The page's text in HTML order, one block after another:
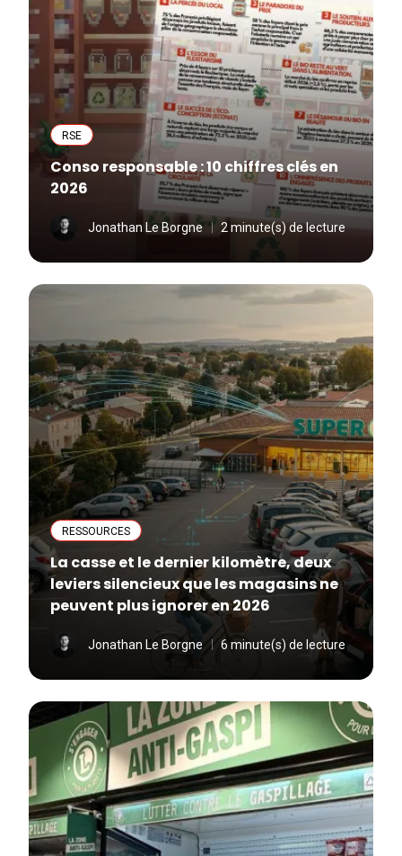
RSE
Conso responsable : 10 chiffres clés en
2026
Jonathan Le Borgne 2 minute(s) de lecture
RESSOURCES
La casse et le dernier kilomètre, deux
leviers silencieux que les magasins ne
peuvent plus ignorer en 2026
Jonathan Le Borgne 6 minute(s) de lecture